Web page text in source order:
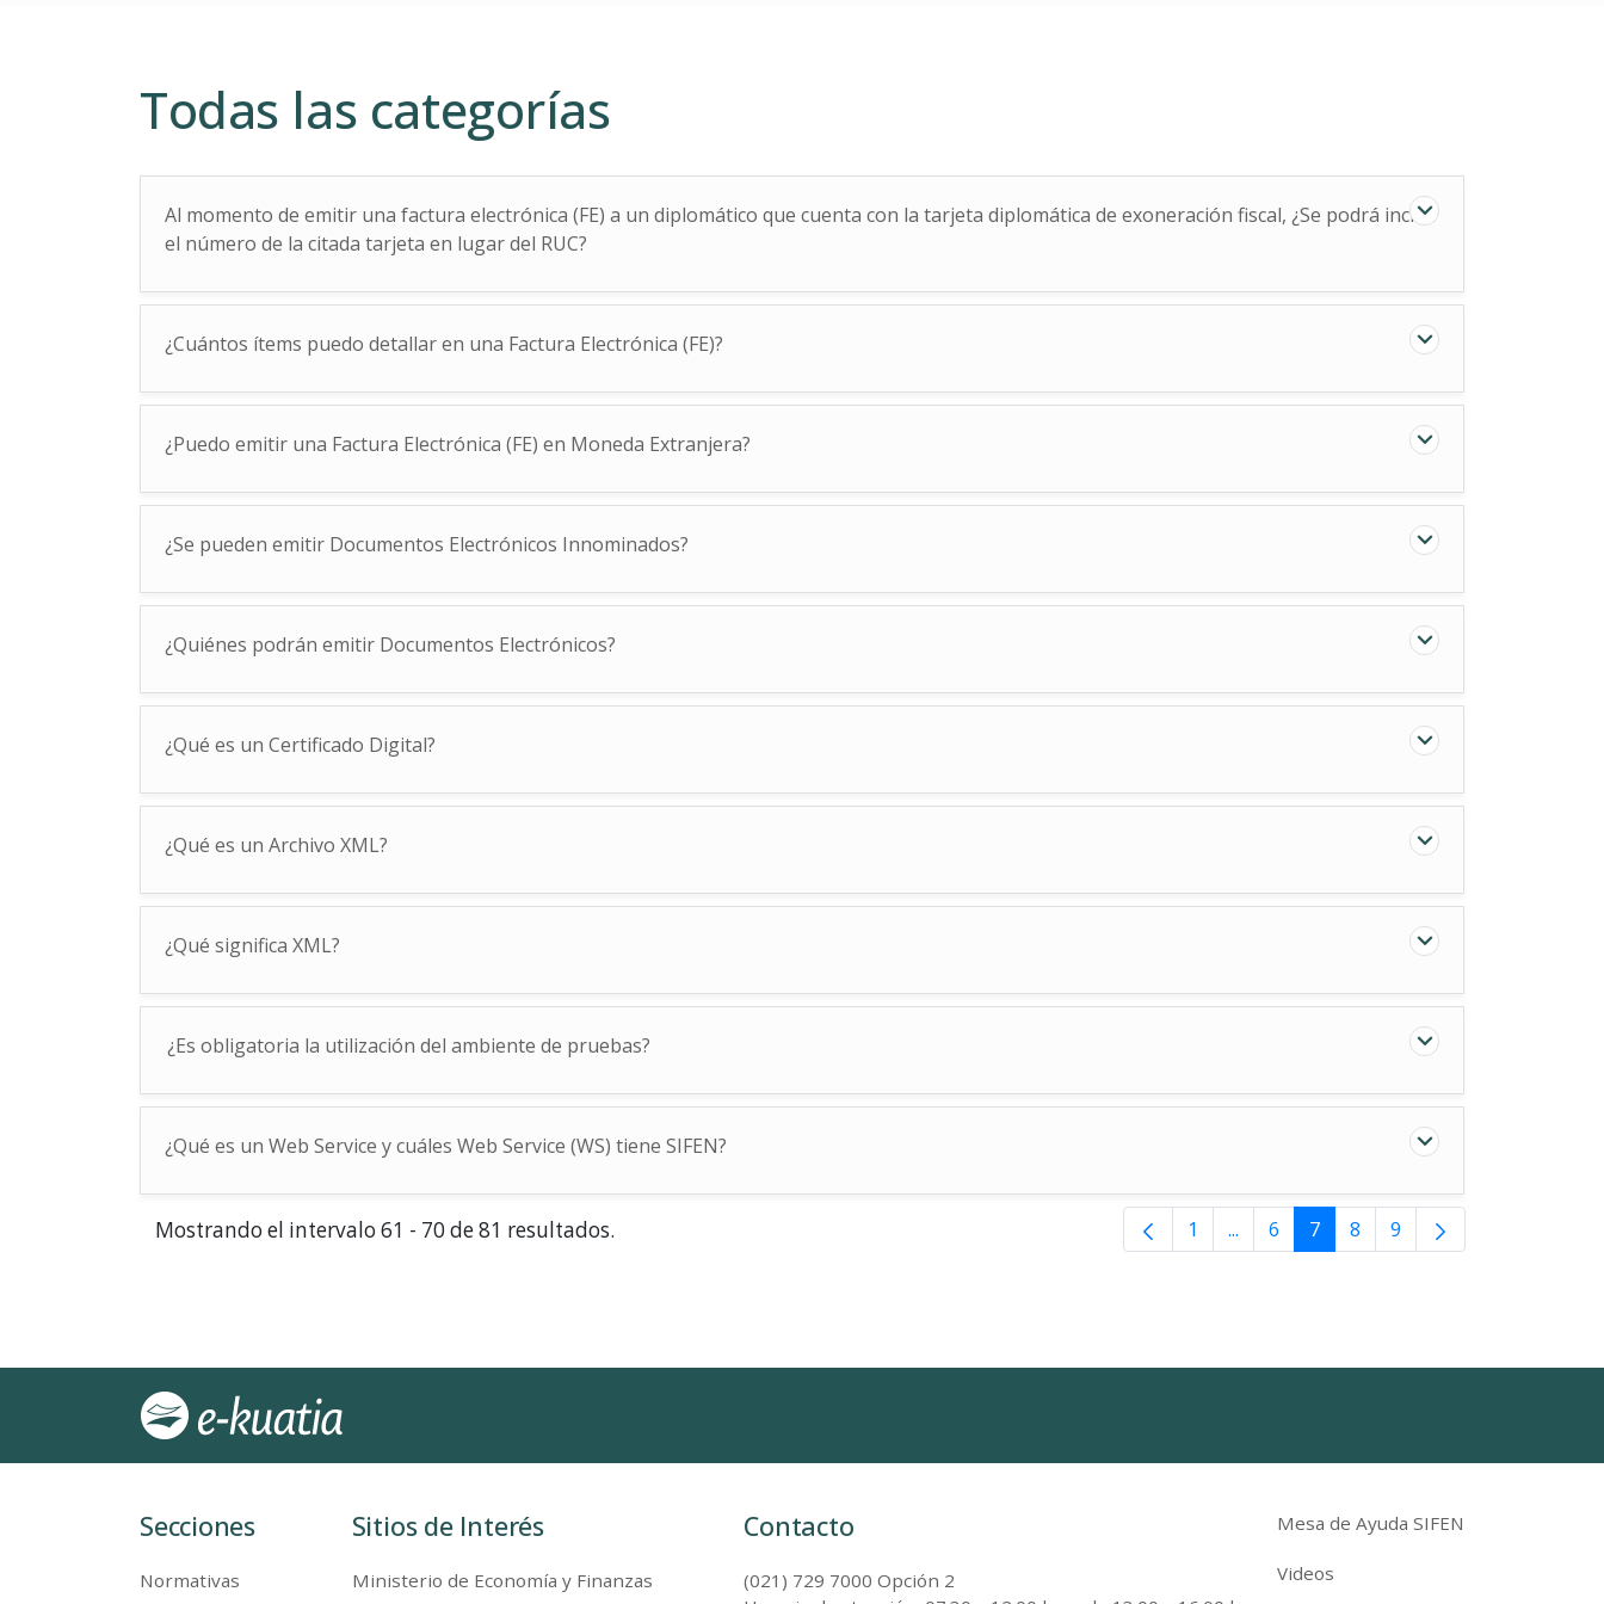
Todas las categorías
Al momento de emitir una factura electrónica (FE) a un diplomático que cuenta con la tarjeta diplomática de exoneración fiscal, ¿Se podrá incluir
el número de la citada tarjeta en lugar del RUC?
¿Cuántos ítems puedo detallar en una Factura Electrónica (FE)?
¿Puedo emitir una Factura Electrónica (FE) en Moneda Extranjera?
¿Se pueden emitir Documentos Electrónicos Innominados?
¿Quiénes podrán emitir Documentos Electrónicos?
¿Qué es un Certificado Digital?
¿Qué es un Archivo XML?
¿Qué significa XML?
¿Es obligatoria la utilización del ambiente de pruebas?
¿Qué es un Web Service y cuáles Web Service (WS) tiene SIFEN?
Mostrando el intervalo 61 - 70 de 81 resultados. 1 ...Páginas intermedias Use TAB para
6 7 8 9
Secciones
Normativas
Sitios de Interés
Ministerio de Economía y Finanzas
Contacto
(021) 729 7000 Opción 2
Mesa de Ayuda SIFEN
Videos